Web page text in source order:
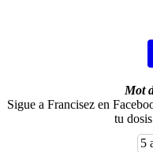
Mot
Sigue a Francisez en
tu
5